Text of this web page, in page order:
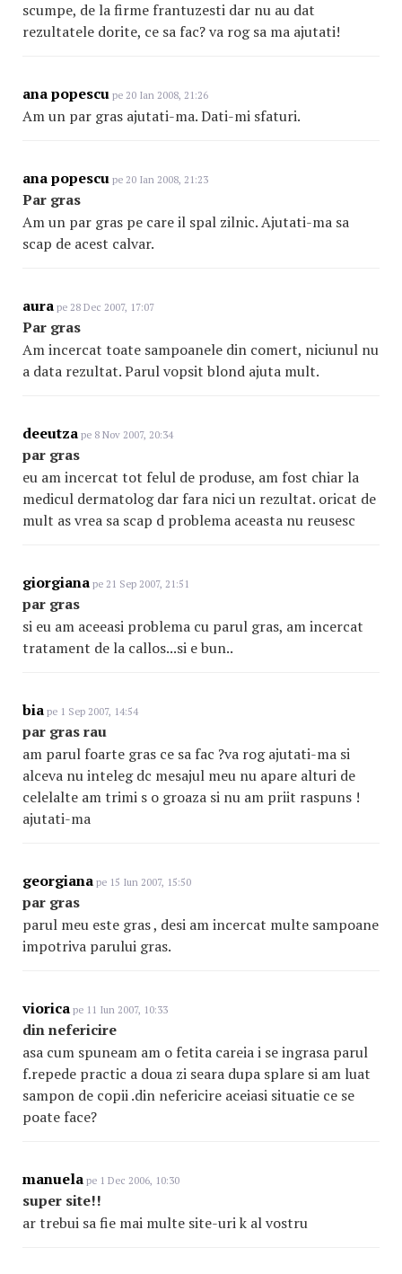
scumpe, de la firme frantuzesti dar nu au dat
rezultatele dorite, ce sa fac? va rog sa ma ajutati!
ana popescu pe 20 Ian 2008, 21:26
Am un par gras ajutati-ma. Dati-mi sfaturi.
ana popescu pe 20 Ian 2008, 21:23
Par gras
Am un par gras pe care il spal zilnic. Ajutati-ma sa
scap de acest calvar.
aura pe 28 Dec 2007, 17:07
Par gras
Am incercat toate sampoanele din comert, niciunul nu
a data rezultat. Parul vopsit blond ajuta mult.
deeutza pe 8 Nov 2007, 20:34
par gras
eu am incercat tot felul de produse, am fost chiar la
medicul dermatolog dar fara nici un rezultat. oricat de
mult as vrea sa scap d problema aceasta nu reusesc
giorgiana pe 21 Sep 2007, 21:51
par gras
si eu am aceeasi problema cu parul gras, am incercat
tratament de la callos...si e bun..
bia pe 1 Sep 2007, 14:54
par gras rau
am parul foarte gras ce sa fac ?va rog ajutati-ma si
alceva nu inteleg dc mesajul meu nu apare alturi de
celelalte am trimi s o groaza si nu am priit raspuns !
ajutati-ma
georgiana pe 15 Iun 2007, 15:50
par gras
parul meu este gras , desi am incercat multe sampoane
impotriva parului gras.
viorica pe 11 Iun 2007, 10:33
din nefericire
asa cum spuneam am o fetita careia i se ingrasa parul
f.repede practic a doua zi seara dupa splare si am luat
sampon de copii .din nefericire aceiasi situatie ce se
poate face?
manuela pe 1 Dec 2006, 10:30
super site!!
ar trebui sa fie mai multe site-uri k al vostru